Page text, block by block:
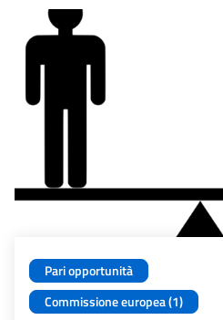
Pari opportunità
Commissione europea (1)